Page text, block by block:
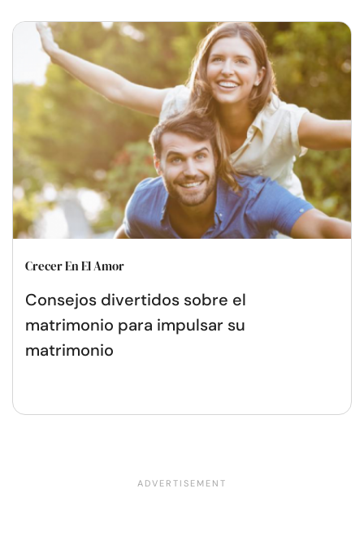
Crecer En El Amor
Consejos divertidos sobre el
matrimonio para impulsar su
matrimonio